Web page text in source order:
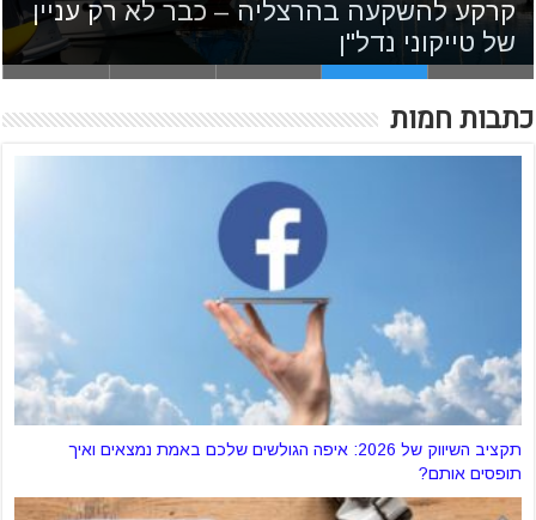
יתרונות וחסרונות של משכנתא בלון
קרקע להשקעה בהרצליה – כבר לא רק עניין
של טייקוני נדל"ן
איך לקחת הלוואה מבלי ליפול בפח של
הבנק
תכנון נכון של המשכנתא יכול לחסוך לכם
עשרות אלפי שקלים
איך תוכלו לחסוך עשרות אלפי שקלים בעזרת
מחזור משכנתא
כתבות חמות
תקציב השיווק של 2026: איפה הגולשים שלכם באמת נמצאים ואיך
תופסים אותם?